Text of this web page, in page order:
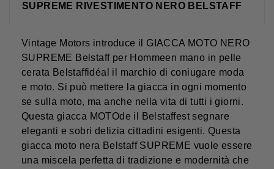
SUPREME RIVESTIMENTO NERO BELSTAFF
Vintage Motors introduce il GIACCA MOTO NERO
SUPREME Belstaff per Hommeen mano in pelle
cerata Belstaffidéal il marchio di coniugare moda
e moto. Si può mettere la giacca in ogni momento
se sulla moto, ma anche nella vita di tutti i giorni.
Questa giacca MOTOde il Belstaffest segnare
eleganti e sobri delizia cittadini esigenti. Questa
giacca moto nera Belstaff SUPREME vuole essere
una miscela perfetta di tradizione e modernità che